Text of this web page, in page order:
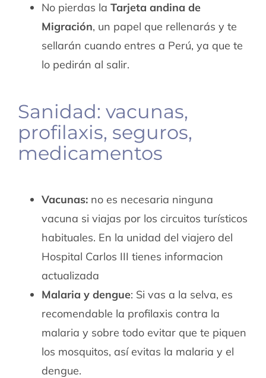
No pierdas la Tarjeta andina de
Migración, un papel que rellenarás y te
sellarán cuando entres a Perú, ya que te
lo pedirán al salir.
Sanidad: vacunas,
profilaxis, seguros,
medicamentos
Vacunas:no es necesaria ninguna
vacuna si viajas por los circuitos turísticos
habituales. En la unidad del viajero del
Hospital Carlos III tienes informacion
actualizada
Malaria y dengue: Si vas a la selva, es
recomendable la profilaxis contra la
malaria y sobre todo evitar que te piquen
los mosquitos, así evitas la malaria y el
dengue.